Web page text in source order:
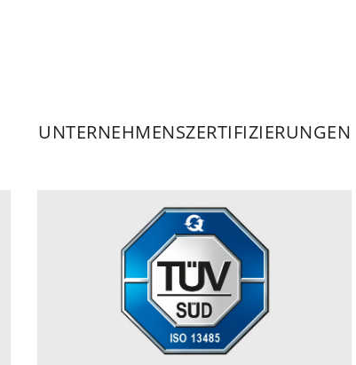
UNTERNEHMENSZERTIFIZIERUNGEN